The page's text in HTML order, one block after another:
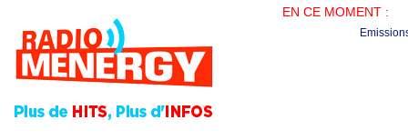
EN CE MOMENT :